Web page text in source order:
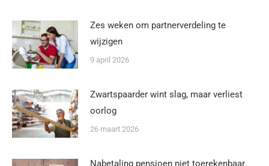
Zes weken om partnerverdeling te
wijzigen
9 april 2026
Zwartspaarder wint slag, maar verliest
oorlog
26 maart 2026
Nabetaling pensioen niet toerekenbaar